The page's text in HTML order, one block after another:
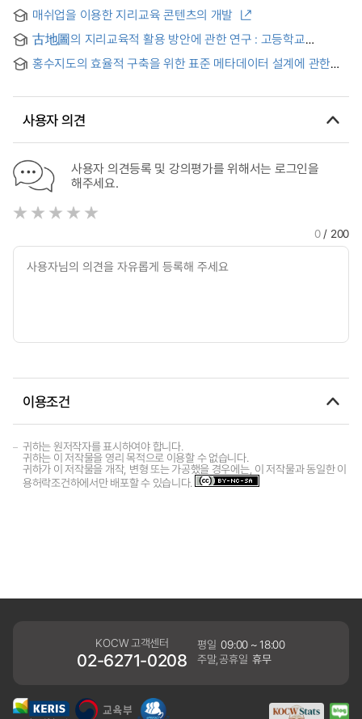
매쉬업을 이용한 지리교육 콘텐츠의 개발
古地圖의 지리교육적 활용 방안에 관한 연구 : 고등학교
홍수지도의 효율적 구축을 위한 표준 메타데이터 설계에 관한
사용자 의견
사용자 의견등록 및 강의평가를 위해서는 로그인을
해주세요.
0/ 200
이용조건
귀하는 원저작자를 표시하여야 합니다.
귀하는 이 저작물을 영리 목적으로 이용할 수 없습니다.
귀하가 이 저작물을 개작, 변형 또는 가공했을 경우에는, 이 저작물과 동일한 이
용허락조건하에서만 배포할 수 있습니다.
KOCW 고객센터
02-6271-0208
평일 09:00 ~ 18:00
주말,공휴일 휴무